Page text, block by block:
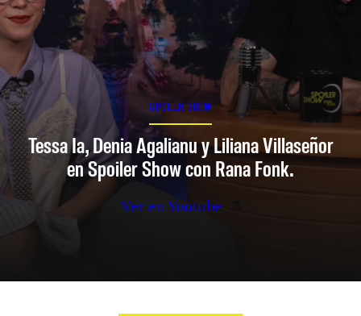
SPOILER SHOW
Tessa Ia, Denia Agalianu y Liliana Villaseñor
en Spoiler Show con Rana Fonk.
Ver en Youtube